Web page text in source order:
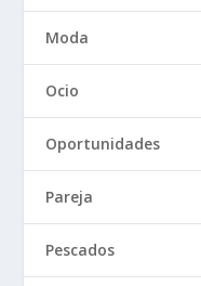
Moda
Ocio
Oportunidades
Pareja
Pescados